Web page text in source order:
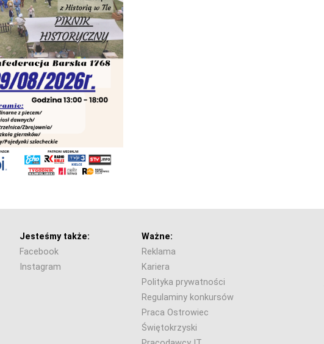
Jesteśmy także:
Facebook
Instagram
Ważne:
Reklama
Kariera
Polityka prywatności
Regulaminy konkursów
Praca Ostrowiec
Świętokrzyski